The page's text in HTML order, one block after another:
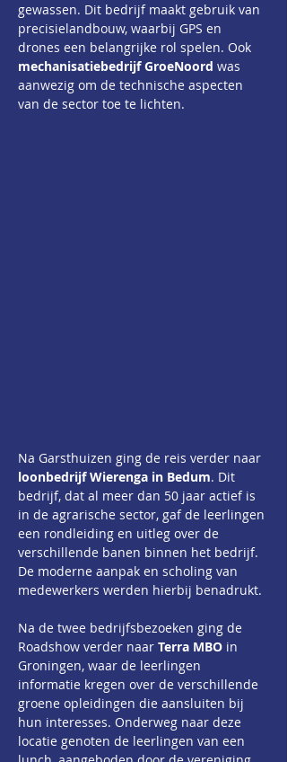
gewassen. Dit bedrijf maakt gebruik van
precisielandbouw, waarbij GPS en
drones een belangrijke rol spelen. Ook
mechanisatiebedrijf GroeNoord was
aanwezig om de technische aspecten
van de sector toe te lichten.
Na Garsthuizen ging de reis verder naar
loonbedrijf Wierenga in Bedum. Dit
bedrijf, dat al meer dan 50 jaar actief is
in de agrarische sector, gaf de leerlingen
een rondleiding en uitleg over de
verschillende banen binnen het bedrijf.
De moderne aanpak en scholing van
medewerkers werden hierbij benadrukt.
Na de twee bedrijfsbezoeken ging de
Roadshow verder naar Terra MBO in
Groningen, waar de leerlingen
informatie kregen over de verschillende
groene opleidingen die aansluiten bij
hun interesses. Onderweg naar deze
locatie genoten de leerlingen van een